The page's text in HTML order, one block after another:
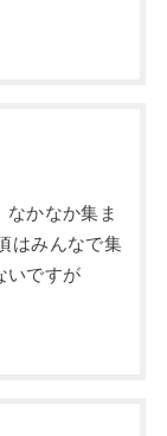
なかなか集ま
はみんなで集
いですが